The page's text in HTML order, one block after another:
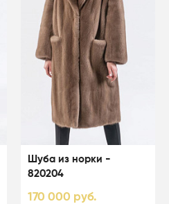
Шуба из норки -
820204
170 000 руб.